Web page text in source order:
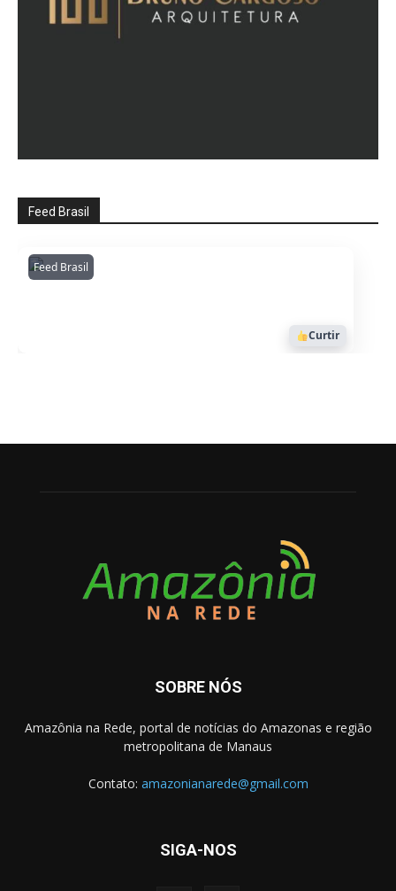
Feed Brasil
Feed BrasilAmazonianarede
1053
Curtir
SOBRE NÓS
Amazônia na Rede, portal de notícias do Amazonas e região
metropolitana de Manaus
Contato: amazonianarede@gmail.com
SIGA-NOS